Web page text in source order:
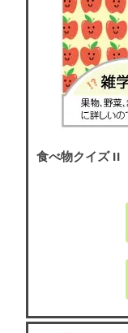
食べ物クイズ II